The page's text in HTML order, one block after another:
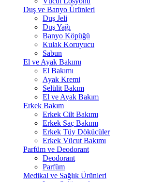
Duş ve Banyo Ürünleri
Duş Jeli
Duş Yağı
Banyo Köpüğü
Kulak Koruyucu
Sabun
El ve Ayak Bakımı
El Bakımı
Ayak Kremi
Selülit Bakım
El ve Ayak Bakım
Erkek Bakım
Erkek Cilt Bakımı
Erkek Saç Bakımı
Erkek Tüy Dökücüler
Erkek Vücut Bakımı
Parfüm ve Deodorant
Deodorant
Parfüm
Medikal ve Sağlık Ürünleri